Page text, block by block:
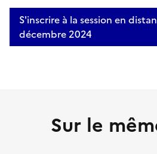
S'inscrire à la session en
décembre 2024
Sur le